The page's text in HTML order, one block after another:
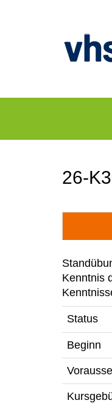
26-
Kenntnis
Status
Beginn